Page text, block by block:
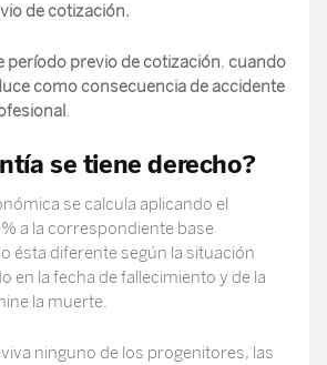
de cotización.
período previo de cotización, cuando
como consecuencia de accidente
.
se tiene derecho?
se calcula aplicando el
a la correspondiente base
ésta diferente según la situación
en la fecha de fallecimiento y de la
la muerte.
ninguno de los progenitores, las